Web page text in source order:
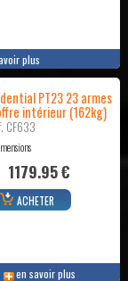
plus
en savoir plus
PT23 23 armes
intérieur (162kg)
CF633
1179.95 €
ACHETER